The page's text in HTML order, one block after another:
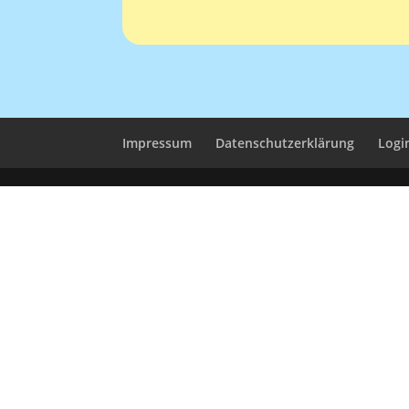
Impressum Datenschutzerklärung